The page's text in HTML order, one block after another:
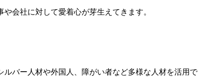
会社に対して愛着心が芽生えてきます。
バー人材や外国人、障がい者など多様な人材を活用で